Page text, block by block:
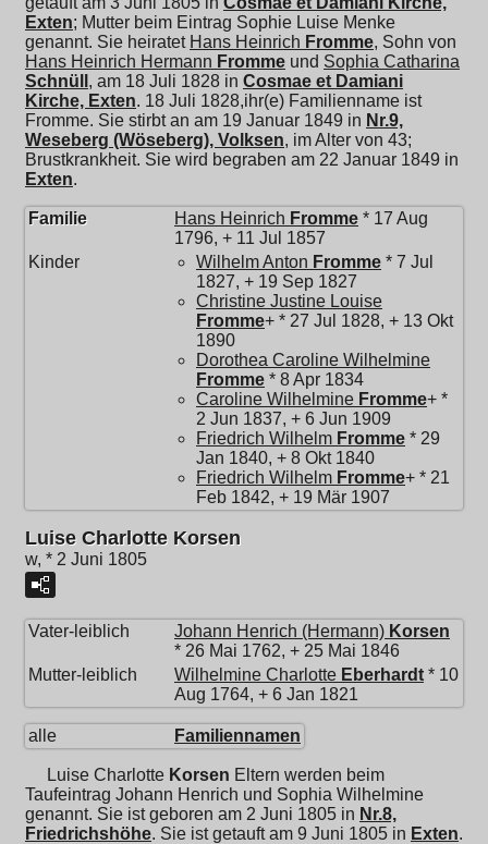
Exten; Mutter beim Eintrag Sophie Luise Menke
genannt. Sie heiratet Hans Heinrich Fromme, Sohn von
Hans Heinrich Hermann Fromme und Sophia Catharina
Schnüll , am 18 Juli 1828 in Cosmae et Damiani
Kirche, Exten. 18 Juli 1828,ihr(e) Familienname ist
Fromme. Sie stirbt an am 19 Januar 1849 in Nr.9,
Weseberg (Wöseberg), Volksen, im Alter von 43;
Brustkrankheit. Sie wird begraben am 22 Januar 1849 in
Exten.
Familie Hans Heinrich Fromme * 17 Aug
1796, + 11 Jul 1857
Kinder
Wilhelm Anton Fromme * 7 Jul
1827, + 19 Sep 1827
Christine Justine Louise
Fromme+ * 27 Jul 1828, + 13 Okt
1890
Dorothea Caroline Wilhelmine
Fromme * 8 Apr 1834
Caroline Wilhelmine Fromme+ *
2 Jun 1837, + 6 Jun 1909
Friedrich Wilhelm Fromme * 29
Jan 1840, + 8 Okt 1840
Friedrich Wilhelm Fromme+ * 21
Feb 1842, + 19 Mär 1907
Luise Charlotte Korsen
w, * 2 Juni 1805
Vater-leiblich Johann Henrich (Hermann) Korsen
* 26 Mai 1762, + 25 Mai 1846
Mutter-leiblich
Wilhelmine Charlotte Eberhardt * 10
Aug 1764, + 6 Jan 1821
alle Familiennamen
Luise Charlotte Korsen Eltern werden beim
Taufeintrag Johann Henrich und Sophia Wilhelmine
genannt. Sie ist geboren am 2 Juni 1805 in Nr.8,
Friedrichshöhe. Sie ist getauft am 9 Juni 1805 in Exten.